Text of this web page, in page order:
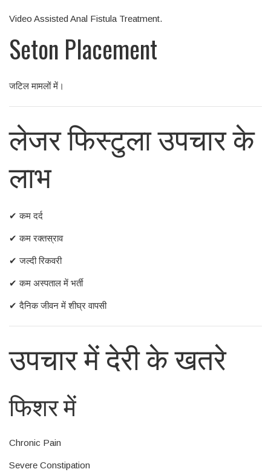
Video Assisted Anal Fistula Treatment.
Seton Placement
जटिल मामलों में।
लेजर फिस्टुला उपचार के
लाभ
✔ कम दर्द
✔ कम रक्तस्राव
✔ जल्दी रिकवरी
✔ कम अस्पताल में भर्ती
✔ दैनिक जीवन में शीघ्र वापसी
उपचार में देरी के खतरे
फिशर में
Chronic Pain
Severe Constipation